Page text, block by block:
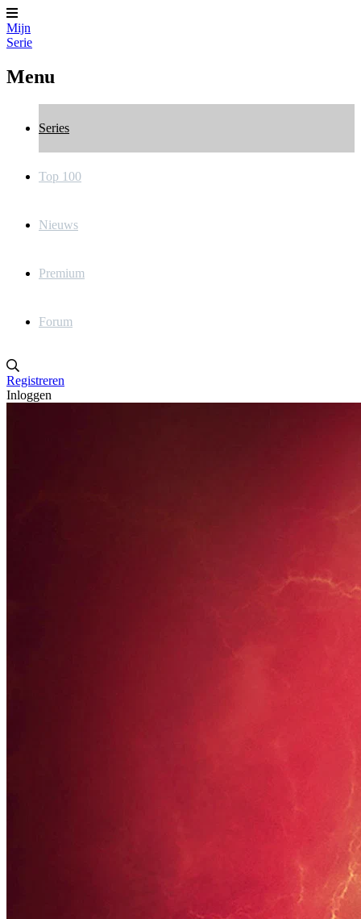
Mijn
Serie
Menu
Series
Top 100
Nieuws
Premium
Forum
Registreren
Inloggen